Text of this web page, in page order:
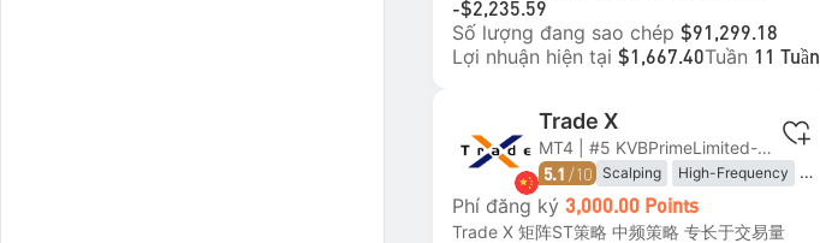
-$2,235.59
Số lượng đang sao chép $91,299.18
Lợi nhuận hiện tại $1,667.40Tuần 11 Tuần
Trade X
MT4 | #5 KVBPrimeLimited-Live
5.1 /10 Scalping
High-Frequency
Hedging
Phí đăng ký 3,000.00 Points
Trade X 矩阵ST策略 中频策略 专长于交易量